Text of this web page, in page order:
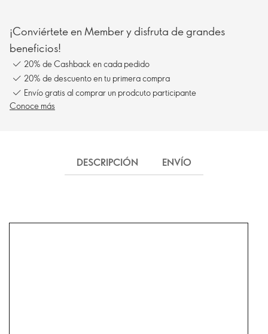
¡Conviértete en Member y disfruta de grandes
beneficios!
20% de Cashback en cada pedido
20% de descuento en tu primera compra
Envío gratis al comprar un prodcuto participante
Conoce más
DESCRIPCIÓN ENVÍO